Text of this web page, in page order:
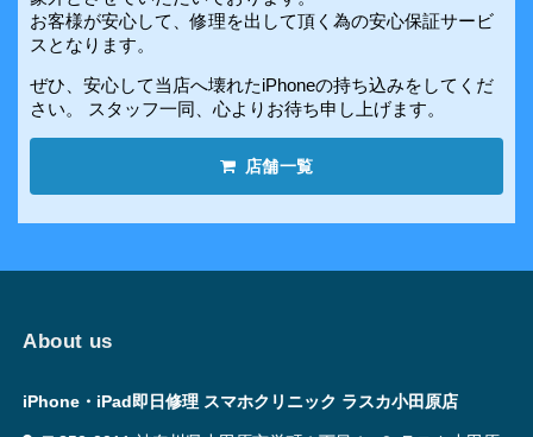
お客様が安心して、修理を出して頂く為の安心保証サービ
スとなります。
ぜひ、安心して当店へ壊れたiPhoneの持ち込みをしてくだ
さい。 スタッフ一同、心よりお待ち申し上げます。
店舗一覧
About us
iPhone・iPad即日修理 スマホクリニック ラスカ小田原店